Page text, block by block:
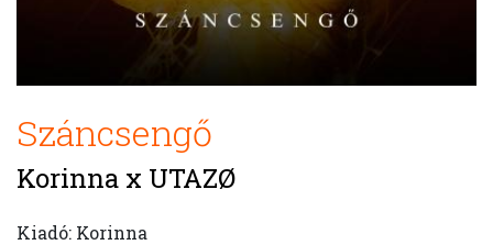
Száncsengő
Korinna x UTAZØ
Kiadó: Korinna